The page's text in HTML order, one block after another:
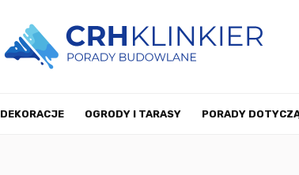
DEKORACJE OGRODY I TARASY PORADY